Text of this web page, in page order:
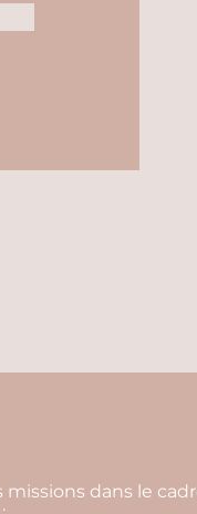
missions dans le